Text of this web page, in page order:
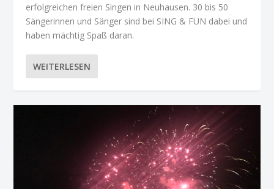
erfolgreichen freien Singen in Neuhausen. 30 bis 50
Sängerinnen und Sänger sind bei SING & FUN dabei und
haben mächtig Spaß daran.
WEITERLESEN